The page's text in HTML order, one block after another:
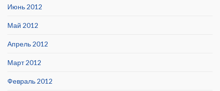
Июнь 2012
Май 2012
Апрель 2012
Март 2012
Февраль 2012